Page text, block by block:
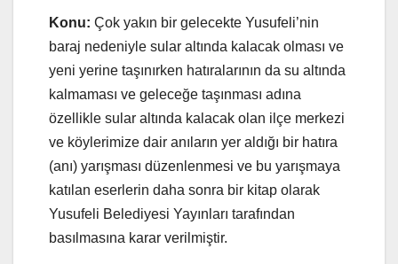
Konu: Çok yakın bir gelecekte Yusufeli’nin
baraj nedeniyle sular altında kalacak olması ve
yeni yerine taşınırken hatıralarının da su altında
kalmaması ve geleceğe taşınması adına
özellikle sular altında kalacak olan ilçe merkezi
ve köylerimize dair anıların yer aldığı bir hatıra
(anı) yarışması düzenlenmesi ve bu yarışmaya
katılan eserlerin daha sonra bir kitap olarak
Yusufeli Belediyesi Yayınları tarafından
basılmasına karar verilmiştir.